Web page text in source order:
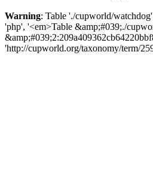
Warning: Table './cupworld/
'php', '<em>Table &amp;#039;./
'http://cupworld.org/taxonomy/term/